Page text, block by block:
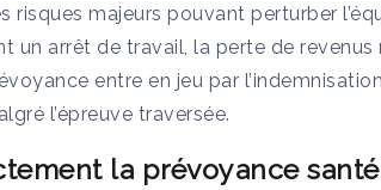
risques majeurs pouvant perturber
un arrêt de travail, la perte de
entre en jeu par
l’épreuve traversée.
la prévoyance